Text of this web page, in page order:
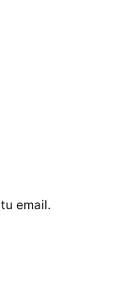
email.